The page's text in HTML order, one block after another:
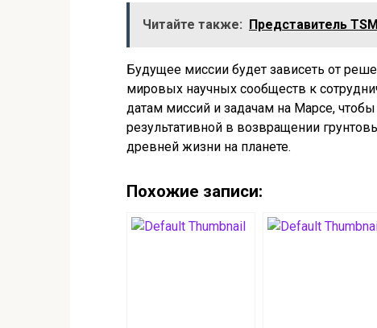
Читайте также: Представитель
Будущее миссии будет зависеть от
мировых научных сообществ к
датам миссий и задачам на Марсе, чтобы
результативной в возвращении
древней жизни на планете.
Похожие записи: